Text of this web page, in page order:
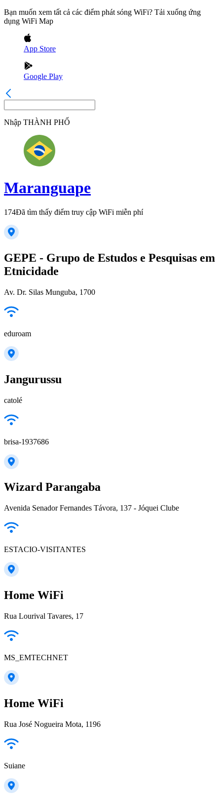
Bạn muốn xem tất cả các điểm phát sóng WiFi? Tải xuống ứng
dụng WiFi Map
App Store
Google Play
Nhập THÀNH PHỐ
Maranguape
174Đã tìm thấy điểm truy cập WiFi miễn phí
GEPE - Grupo de Estudos e Pesquisas em
Etnicidade
Av. Dr. Silas Munguba, 1700
eduroam
Jangurussu
catolé
brisa-1937686
Wizard Parangaba
Avenida Senador Fernandes Távora, 137 - Jóquei Clube
ESTACIO-VISITANTES
Home WiFi
Rua Lourival Tavares, 17
MS_EMTECHNET
Home WiFi
Rua José Nogueira Mota, 1196
Suiane